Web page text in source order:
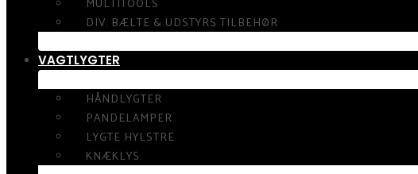
DIV. BÆLTE & UDSTYRS TILBEHØR
VAGTLYGTER
HÅNDLYGTER
PANDELAMPER
LYGTE HYLSTRE
KNÆKLYS